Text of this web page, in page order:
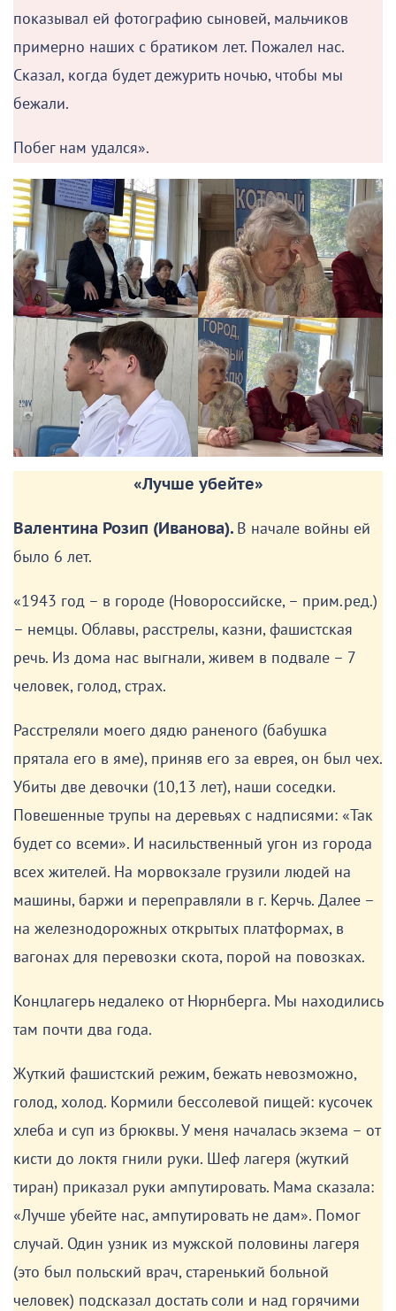
показывал ей фотографию сыновей, мальчиков
примерно наших с братиком лет. Пожалел нас.
Сказал, когда будет дежурить ночью, чтобы мы
бежали.
Побег нам удался».
«Лучше убейте»
Валентина Розип (Иванова). В начале войны ей
было 6 лет.
«1943 год – в городе (Новороссийске, – прим.ред.)
– немцы. Облавы, расстрелы, казни, фашистская
речь. Из дома нас выгнали, живем в подвале – 7
человек, голод, страх.
Расстреляли моего дядю раненого (бабушка
прятала его в яме), приняв его за еврея, он был чех.
Убиты две девочки (10,13 лет), наши соседки.
Повешенные трупы на деревьях с надписями: «Так
будет со всеми». И насильственный угон из города
всех жителей. На морвокзале грузили людей на
машины, баржи и переправляли в г. Керчь. Далее –
на железнодорожных открытых платформах, в
вагонах для перевозки скота, порой на повозках.
Концлагерь недалеко от Нюрнберга. Мы находились
там почти два года.
Жуткий фашистский режим, бежать невозможно,
голод, холод. Кормили бессолевой пищей: кусочек
хлеба и суп из брюквы. У меня началась экзема – от
кисти до локтя гнили руки. Шеф лагеря (жуткий
тиран) приказал руки ампутировать. Мама сказала:
«Лучше убейте нас, ампутировать не дам». Помог
случай. Один узник из мужской половины лагеря
(это был польский врач, старенький больной
человек) подсказал достать соли и над горячими